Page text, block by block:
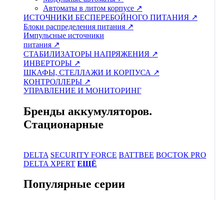
Автоматы в литом корпусе ↗
ИСТОЧНИКИ БЕСПЕРЕБОЙНОГО ПИТАНИЯ ↗
Блоки распределения питания ↗
Импульсные источники
питания ↗
СТАБИЛИЗАТОРЫ НАПРЯЖЕНИЯ ↗
ИНВЕРТОРЫ ↗
ШКАФЫ, СТЕЛЛАЖИ И КОРПУСА ↗
КОНТРОЛЛЕРЫ ↗
УПРАВЛЕНИЕ И МОНИТОРИНГ
Бренды аккумуляторов.
Стационарные
DELTA SECURITY FORCE BATTBEE ВОСТОК PRO
DELTA XPERT ЕЩЁ
Популярные серии